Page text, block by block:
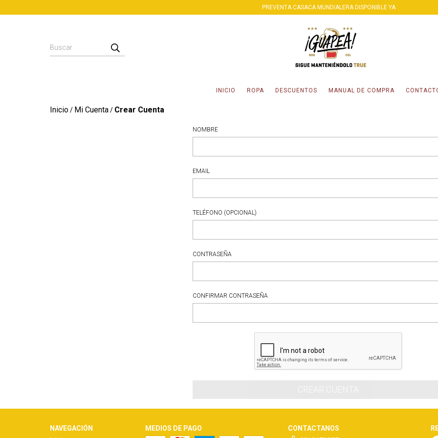
PREVENTA CASACA MUNDIALERA DISPONIBLE YA
INICIO ROPA DESCUENTOS MANUAL DE COMPRA
Inicio/ Mi Cuenta/ Crear Cuenta
NOMBRE
EMAIL
TELÉFONO (OPCIONAL)
CONTRASEÑA
CONFIRMAR CONTRASEÑA
NAVEGACIÓN
MEDIOS DE PAGO
CONTACTANOS